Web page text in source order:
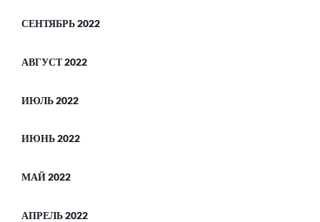
СЕНТЯБРЬ 2022
АВГУСТ 2022
ИЮЛЬ 2022
ИЮНЬ 2022
МАЙ 2022
АПРЕЛЬ 2022